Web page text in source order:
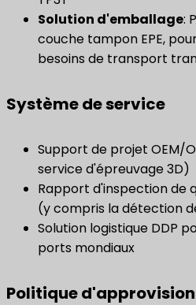
Solution d'emballage:
couche tampon EPE,
besoins de transport
Système de service
Support de projet OEM/
service d'épreuvage 3D)
Rapport d'inspection de
(y compris la détection
Solution logistique DDP
ports mondiaux
Politique